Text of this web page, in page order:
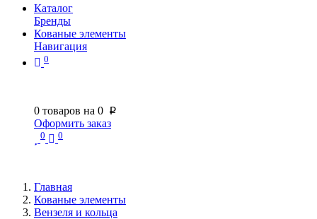
Каталог
Бренды
Кованые элементы
Навигация
0
0 товаров на 0 p
Оформить заказ
0 0
Главная
Кованые элементы
Вензеля и кольца